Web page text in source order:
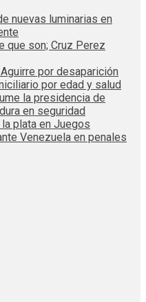
nuevas luminarias en
que son; Cruz Perez
por desaparición
por edad y salud
la presidencia de
en seguridad
plata en Juegos
Venezuela en penales